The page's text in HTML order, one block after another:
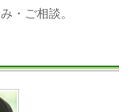
・ご相談。